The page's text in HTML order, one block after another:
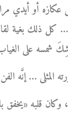
عكازه أو أيدي
كل ذلك بغية
قلبه «يخفق